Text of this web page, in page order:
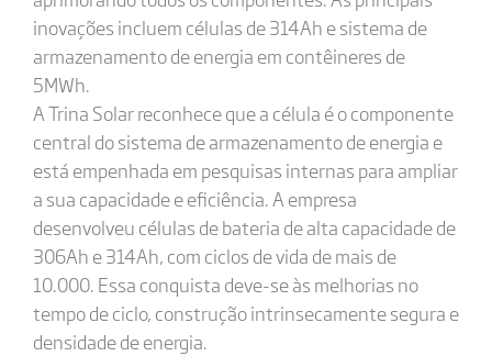
inovações incluem células de 314Ah e sistema de
armazenamento de energia em contêineres de
5MWh.
A Trina Solar reconhece que a célula é o componente
central do sistema de armazenamento de energia e
está empenhada em pesquisas internas para ampliar
a sua capacidade e eficiência. A empresa
desenvolveu células de bateria de alta capacidade de
306Ah e 314Ah, com ciclos de vida de mais de
10.000. Essa conquista deve-se às melhorias no
tempo de ciclo, construção intrinsecamente segura e
densidade de energia.